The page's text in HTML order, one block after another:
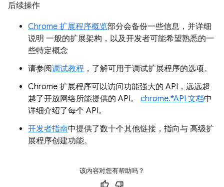
后续操作
Chrome 扩展程序概览部分会备份一些信息，并详细
说明 一般的扩展架构，以及开发者可能希望熟悉的一
些特定概念
请参阅调试教程 ，了解可用于调试扩展程序的选项。
Chrome 扩展程序可以访问功能强大的 API，远远超
越了开放网络所能提供的 API。 chrome.*API 文档中
详细介绍了每个 API。
开发者指南中提供了数十个其他链接，指向与 高级扩
展程序创建功能。
该内容对您有帮助吗？